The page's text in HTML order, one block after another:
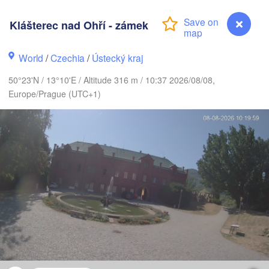
Klášterec nad Ohří - zámek
World /Czechia /Ústecký kraj
50°23'N / 13°10'E / Altitude 316 m / 10:37 2026/08/08,
Europe/Prague (UTC+1)
Hamburg
Hannover
KasselGERMANY
Berlin
København
Wrocław
Leipzig
Poznań
Rostock
Zielona Góra
Klášterec nad Ohří - zámek